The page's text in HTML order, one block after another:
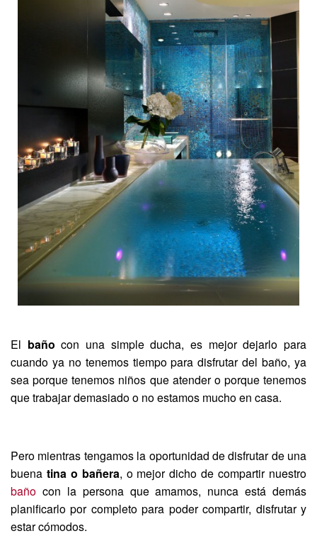
El baño con una simple ducha, es mejor dejarlo para
cuando ya no tenemos tiempo para disfrutar del baño, ya
sea porque tenemos niños que atender o porque tenemos
que trabajar demasiado o no estamos mucho en casa.
Pero mientras tengamos la oportunidad de disfrutar de una
buena tina o bañera, o mejor dicho de compartir nuestro
baño con la persona que amamos, nunca está demás
planificarlo por completo para poder compartir, disfrutar y
estar cómodos.